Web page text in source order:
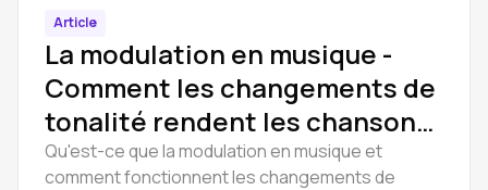
Article
La modulation en musique -
Comment les changements de
tonalité rendent les chansons
inoubliables
Qu'est-ce que la modulation en musique et
comment fonctionnent les changements de